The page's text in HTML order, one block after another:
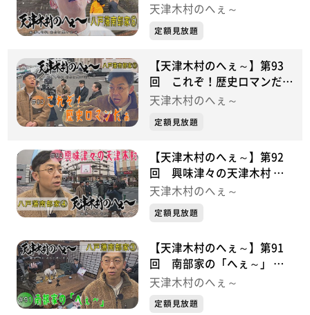
っぱい 八戸藩南部家シリー
天津木村のへぇ～
定額見放題
【天津木村のへぇ～】第93
回 これぞ！歴史ロマンだぁ
八戸藩南部家シリーズ⑤
天津木村のへぇ～
定額見放題
【天津木村のへぇ～】第92
回 興味津々の天津木村 八
戸藩南部家シリーズ④
天津木村のへぇ～
定額見放題
【天津木村のへぇ～】第91
回 南部家の「へぇ～」 八
戸藩南部家シリーズ③
天津木村のへぇ～
定額見放題